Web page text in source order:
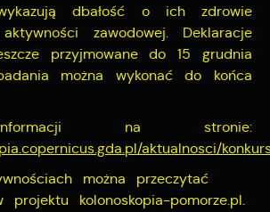
dbałość o ich zdrowie
zawodowej. Deklaracje
przyjmowane do 15 grudnia
można wykonać do końca
na stronie:
aktualnosci/
można przeczytać
kolonoskopia-pomorze.pl.